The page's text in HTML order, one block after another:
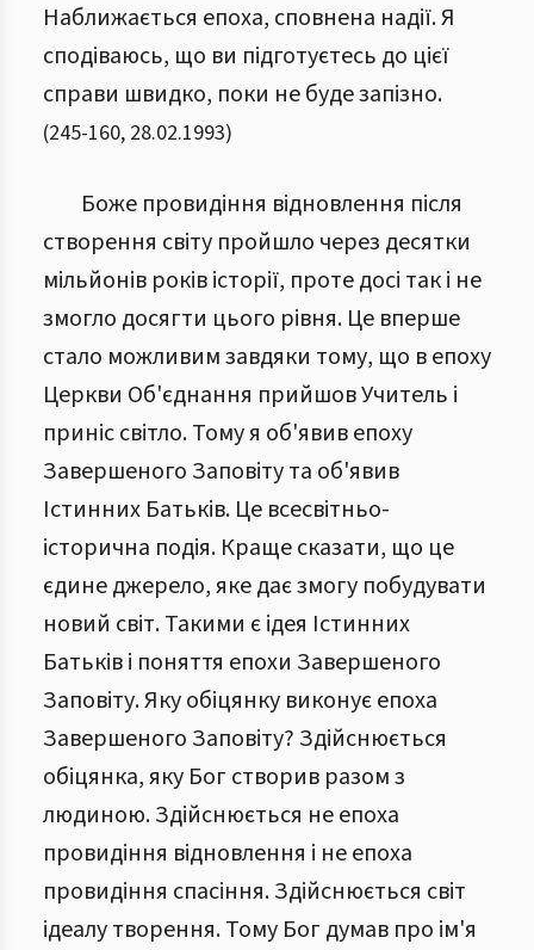
Наближається епоха, сповнена надії. Я
сподіваюсь, що ви підготуєтесь до цієї
справи швидко, поки не буде запізно.
(245-160, 28.02.1993)
Боже провидіння відновлення після
створення світу пройшло через десятки
мільйонів років історії, проте досі так і не
змогло досягти цього рівня. Це вперше
стало можливим завдяки тому, що в епоху
Церкви Об'єднання прийшов Учитель і
приніс світло. Тому я об'явив епоху
Завершеного Заповіту та об'явив
Істинних Батьків. Це всесвітньо-
історична подія. Краще сказати, що це
єдине джерело, яке дає змогу побудувати
новий світ. Такими є ідея Істинних
Батьків і поняття епохи Завершеного
Заповіту. Яку обіцянку виконує епоха
Завершеного Заповіту? Здійснюється
обіцянка, яку Бог створив разом з
людиною. Здійснюється не епоха
провидіння відновлення і не епоха
провидіння спасіння. Здійснюється світ
ідеалу творення. Тому Бог думав про ім'я